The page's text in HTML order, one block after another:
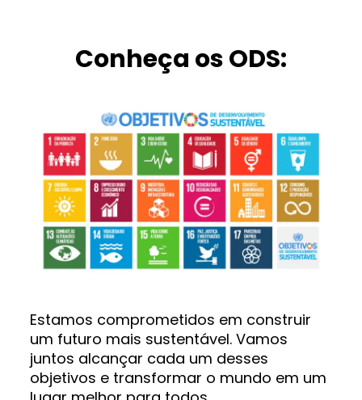
Conheça os ODS:
Estamos comprometidos em construir
um futuro mais sustentável. Vamos
juntos alcançar cada um desses
objetivos e transformar o mundo em um